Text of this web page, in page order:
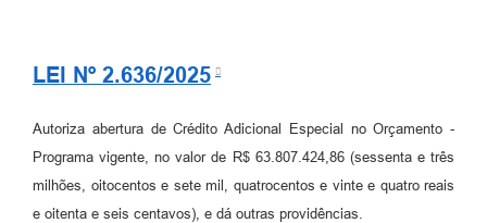
LEI Nº 2.636/2025
Autoriza abertura de Crédito Adicional Especial no Orçamento -
Programa vigente, no valor de R$ 63.807.424,86 (sessenta e três
milhões, oitocentos e sete mil, quatrocentos e vinte e quatro reais
e oitenta e seis centavos), e dá outras providências.